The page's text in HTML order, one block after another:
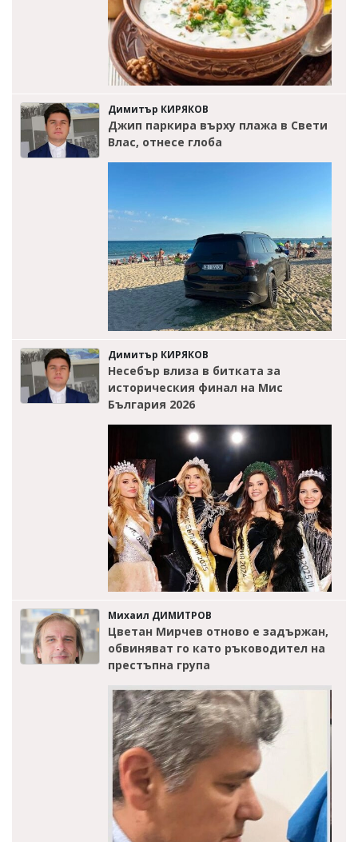
Димитър КИРЯКОВ
Джип паркира върху плажа в Свети
Влас, отнесе глоба
Димитър КИРЯКОВ
Несебър влиза в битката за
историческия финал на Мис
България 2026
Михаил ДИМИТРОВ
Цветан Мирчев отново е задържан,
обвиняват го като ръководител на
престъпна група